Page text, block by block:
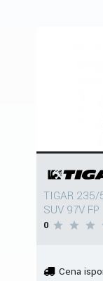
TIGAR
SUV 97V FP
0
Cena